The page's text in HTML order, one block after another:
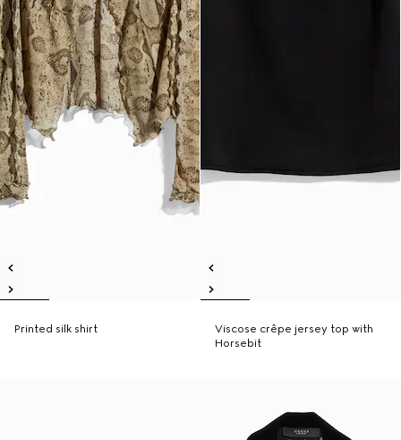
Printed silk shirt
Viscose crêpe jersey top with
Horsebit